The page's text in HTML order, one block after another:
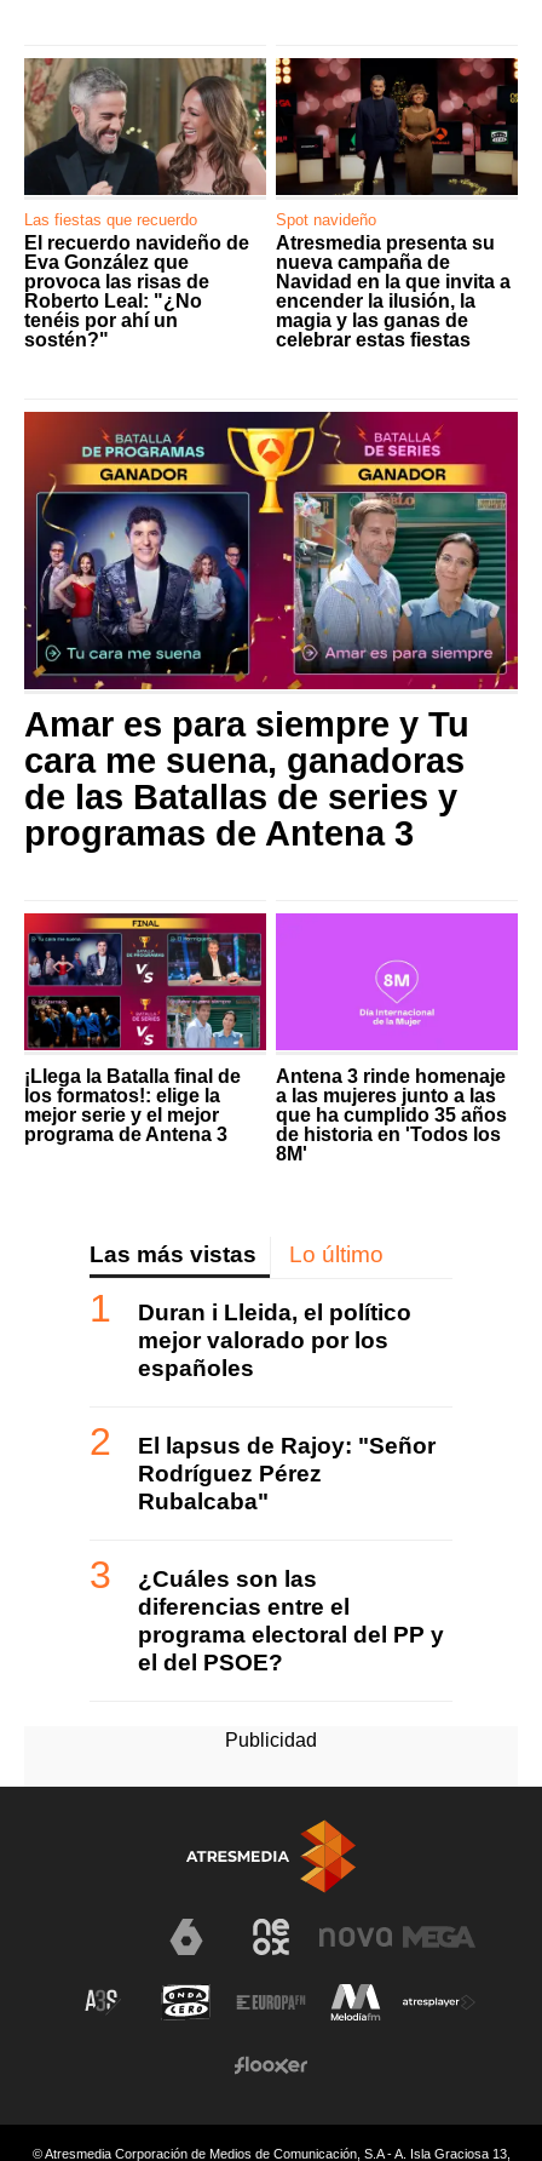
Las fiestas que recuerdo
El recuerdo navideño de
Eva González que
provoca las risas de
Roberto Leal: "¿No
tenéis por ahí un
sostén?"
Spot navideño
Atresmedia presenta su
nueva campaña de
Navidad en la que invita a
encender la ilusión, la
magia y las ganas de
celebrar estas fiestas
Amar es para siempre y Tu
cara me suena, ganadoras
de las Batallas de series y
programas de Antena 3
¡Llega la Batalla final de
los formatos!: elige la
mejor serie y el mejor
programa de Antena 3
Antena 3 rinde homenaje
a las mujeres junto a las
que ha cumplido 35 años
de historia en 'Todos los
8M'
Las más vistas Lo último
Duran i Lleida, el político
mejor valorado por los
españoles
El lapsus de Rajoy: "Señor
Rodríguez Pérez
Rubalcaba"
¿Cuáles son las
diferencias entre el
programa electoral del PP y
el del PSOE?
© Atresmedia Corporación de Medios de Comunicación, S.A - A. Isla Graciosa 13,